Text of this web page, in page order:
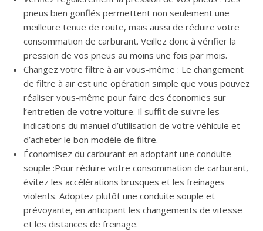
pneus bien gonflés permettent non seulement une
meilleure tenue de route, mais aussi de réduire votre
consommation de carburant. Veillez donc à vérifier la
pression de vos pneus au moins une fois par mois.
Changez votre filtre à air vous-même : Le changement
de filtre à air est une opération simple que vous pouvez
réaliser vous-même pour faire des économies sur
l’entretien de votre voiture. Il suffit de suivre les
indications du manuel d’utilisation de votre véhicule et
d’acheter le bon modèle de filtre.
Économisez du carburant en adoptant une conduite
souple :Pour réduire votre consommation de carburant,
évitez les accélérations brusques et les freinages
violents. Adoptez plutôt une conduite souple et
prévoyante, en anticipant les changements de vitesse
et les distances de freinage.